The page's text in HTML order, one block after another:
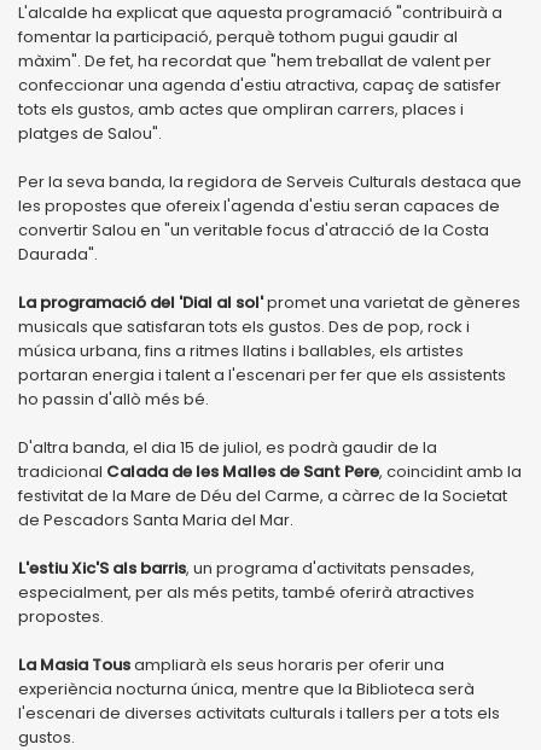
L'alcalde ha explicat que aquesta programació "contribuirà a
fomentar la participació, perquè tothom pugui gaudir al
màxim". De fet, ha recordat que "hem treballat de valent per
confeccionar una agenda d'estiu atractiva, capaç de satisfer
tots els gustos, amb actes que ompliran carrers, places i
platges de Salou".
Per la seva banda, la regidora de Serveis Culturals destaca que
les propostes que ofereix l'agenda d'estiu seran capaces de
convertir Salou en "un veritable focus d'atracció de la Costa
Daurada".
La programació del 'Dial al sol'promet una varietat de gèneres
musicals que satisfaran tots els gustos. Des de pop, rock i
música urbana, fins a ritmes llatins i ballables, els artistes
portaran energia i talent a l'escenari per fer que els assistents
ho passin d'allò més bé.
D'altra banda, el dia 15 de juliol, es podrà gaudir de la
tradicional Calada de les Malles de Sant Pere, coincidint amb la
festivitat de la Mare de Déu del Carme, a càrrec de la Societat
de Pescadors Santa Maria del Mar.
L'estiu Xic'S als barris, un programa d'activitats pensades,
especialment, per als més petits, també oferirà atractives
propostes.
La Masia Tousampliarà els seus horaris per oferir una
experiència nocturna única, mentre que la Biblioteca serà
l'escenari de diverses activitats culturals i tallers per a tots els
gustos.